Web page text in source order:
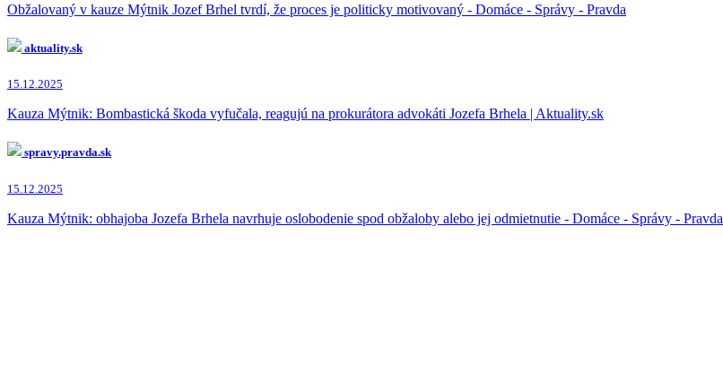
Obžalovaný v kauze Mýtnik Jozef Brhel tvrdí, že proces je politicky motivovaný - Domáce - Správy - Pravda
aktuality.sk
15.12.2025
Kauza Mýtnik: Bombastická škoda vyfučala, reagujú na prokurátora advokáti Jozefa Brhela | Aktuality.sk
spravy.pravda.sk
15.12.2025
Kauza Mýtnik: obhajoba Jozefa Brhela navrhuje oslobodenie spod obžaloby alebo jej odmietnutie - Domáce - Správy - Pravda